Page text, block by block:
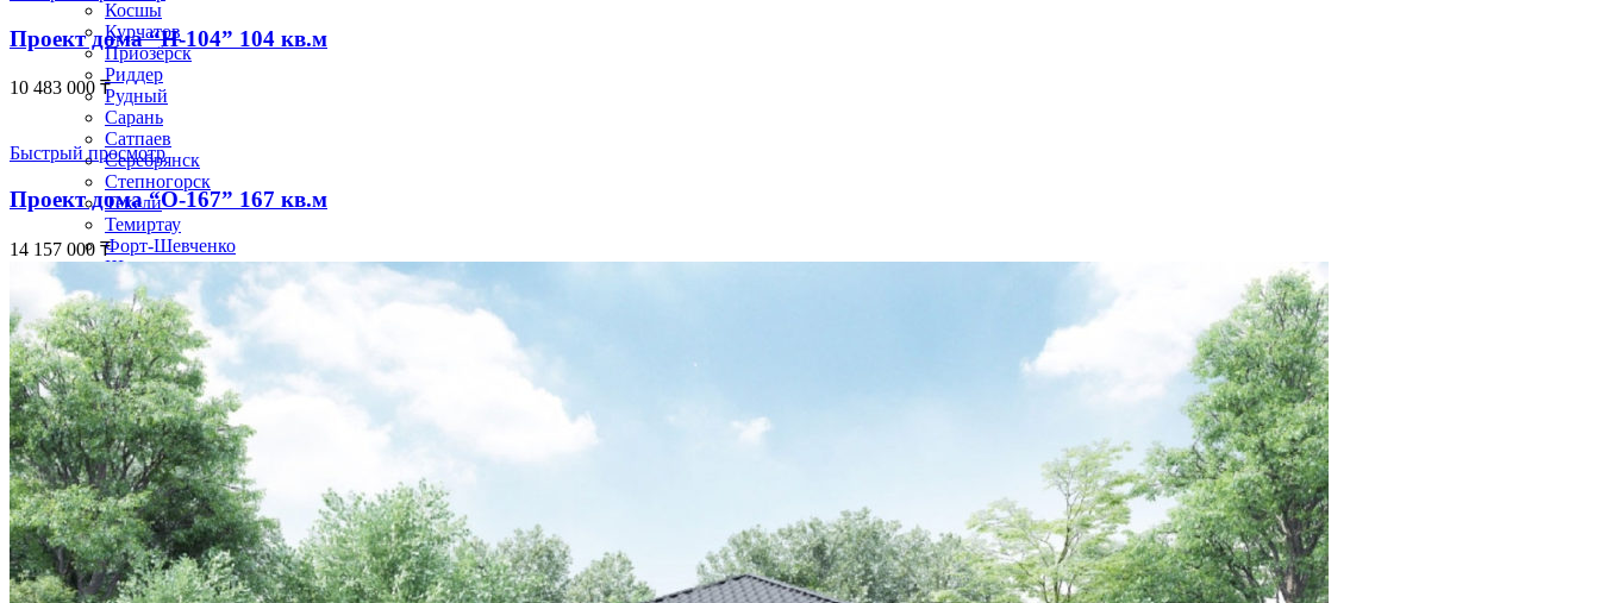
Косшы
Курчатов
Приозёрск
Риддер
Рудный
Сарань
Сатпаев
Серебрянск
Степногорск
Текели
Темиртау
Форт-Шевченко
Шар
Шахтинск
Экибастуз
Абай
Акколь
Аксай
Алга
Арал
Атбасар
Аягоз
Булаево
Державинск
Ерейментау
Есик
Есиль
Жанатас
Проект дома “Н-104” 104 кв.м
10 483 000 ₸
Быстрый просмотр
Проект дома “О-167” 167 кв.м
14 157 000 ₸